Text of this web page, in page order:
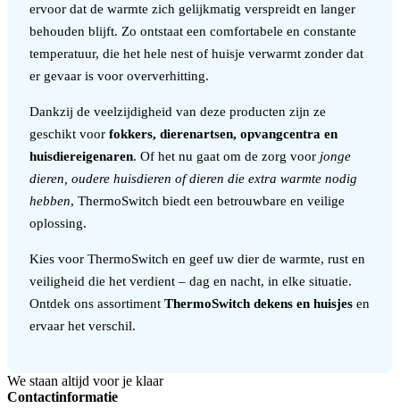
ervoor dat de warmte zich gelijkmatig verspreidt en langer
behouden blijft. Zo ontstaat een comfortabele en constante
temperatuur, die het hele nest of huisje verwarmt zonder dat
er gevaar is voor oververhitting.
Dankzij de veelzijdigheid van deze producten zijn ze
geschikt voor fokkers, dierenartsen, opvangcentra en
huisdiereigenaren. Of het nu gaat om de zorg voor jonge
dieren, oudere huisdieren of dieren die extra warmte nodig
hebben, ThermoSwitch biedt een betrouwbare en veilige
oplossing.
Kies voor ThermoSwitch en geef uw dier de warmte, rust en
veiligheid die het verdient – dag en nacht, in elke situatie.
Ontdek ons assortiment ThermoSwitch dekens en huisjes en
ervaar het verschil.
We staan altijd voor je klaar
Contactinformatie